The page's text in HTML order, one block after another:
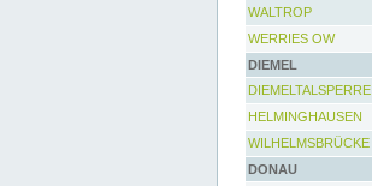
WALTROP
WERRIES OW
DIEMEL
DIEMELTALSPERRE
HELMINGHAUSEN
WILHELMSBRÜCKE
DONAU